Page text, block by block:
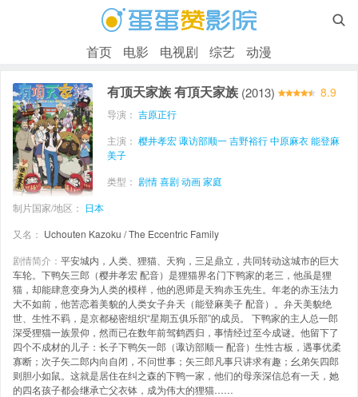

首页 电影 电视剧 综艺 动漫
有顶天家族 有頂天家族 (2013) 8.9
导演： 吉原正行
主演： 樱井孝宏诹访部顺一吉野裕行中原麻衣能登麻
美子
类型： 剧情喜剧动画家庭
制片国家/地区： 日本
又名： Uchouten Kazoku / The Eccentric Family
剧情简介： 平安城内，人类、狸猫、天狗，三足鼎立，共同转动这城市的巨大
车轮。下鸭矢三郎（樱井孝宏 配音）是狸猫界名门下鸭家的老三，他虽是狸
猫，却能肆意变身为人类的模样，他的恩师是天狗赤玉先生。年老的赤玉法力
大不如前，他苦恋着美貌的人类女子弁天（能登麻美子 配音）。弁天美貌绝
世、生性不羁，是京都秘密组织“星期五俱乐部”的成员。 下鸭家的主人总一郎
深受狸猫一族景仰，然而已在数年前驾鹤西归，事情经过至今成谜。他留下了
四个不成材的儿子：长子下鸭矢一郎（诹访部顺一 配音）生性古板，遇事优柔
寡断；次子矢二郎内向自闭，不问世事；矢三郎凡事只讲求有趣；幺弟矢四郎
则胆小如鼠。这就是居住在纠之森的下鸭一家，他们的母亲深信总有一天，她
的四名孩子都会继承亡父衣钵，成为伟大的狸猫……